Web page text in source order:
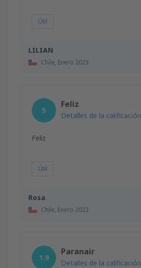
LILIAN
Chile, Enero 2023
Útil
Rosa
Chile, Enero 2023
5
Feliz
Detalles de la calificación
Feliz
Útil
1.9
Paranair
Detalles de la calificación